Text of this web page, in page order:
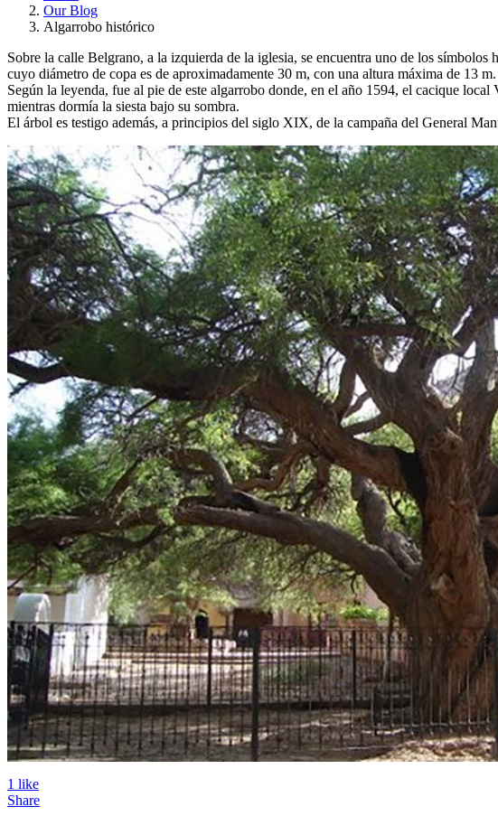
Our Blog
Algarrobo histórico
Sobre la calle Belgrano, a la izquierda de la iglesia, se encuentra uno de los
cuyo diámetro de copa es de aproximadamente 30 m, con una altura máxima de 13
Según la leyenda, fue al pie de este algarrobo donde, en el año 1594, el cacique
mientras dormía la siesta bajo su sombra.
El árbol es testigo además, a principios del siglo XIX, de la campaña del General
1 like
Share